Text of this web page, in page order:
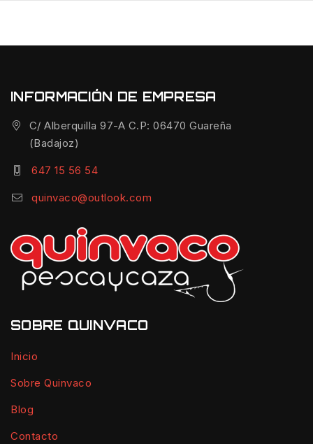
INFORMACIÓN DE EMPRESA
C/ Alberquilla 97-A C.P: 06470 Guareña
(Badajoz)
647 15 56 54
quinvaco@outlook.com
SOBRE QUINVACO
Inicio
Sobre Quinvaco
Blog
Contacto